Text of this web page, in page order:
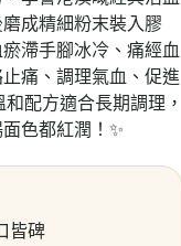
成精細粉末裝入膠
滯手腳冰冷、痛經血
痛、調理氣血、促進
配方適合長期調理，
色都紅潤！✨
皆碑